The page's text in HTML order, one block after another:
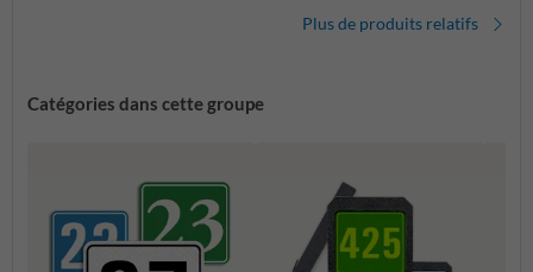
Plus de produits relatifs
Catégories dans cette groupe